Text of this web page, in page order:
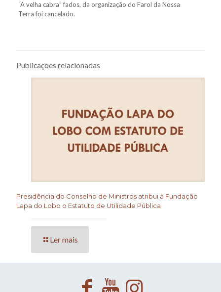
“A velha cabra” fados, da organização do Farol da Nossa
Terra foi cancelado.
Publicações relacionadas
Presidência do Conselho de Ministros atribui à Fundação
Lapa do Lobo o Estatuto de Utilidade Pública
Ler mais